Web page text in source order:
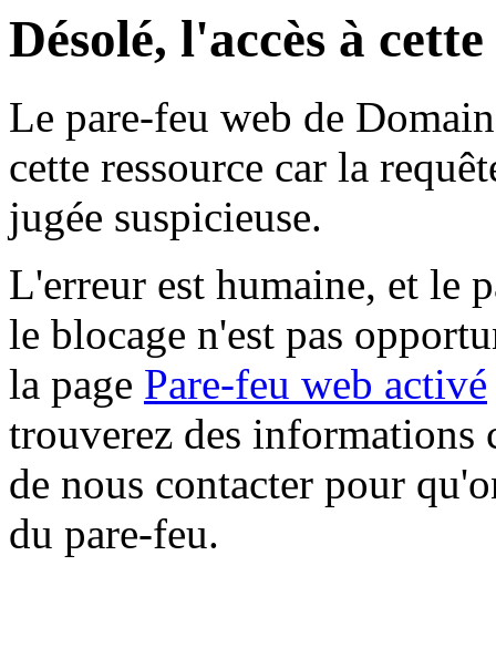
Désolé, l'accès à
Le pare-feu web de
cette ressource car la
jugée suspicieuse.
L'erreur est humaine, et le
le blocage n'est pas
la page Pare-feu web activé
trouverez des informations
de nous contacter pour
du pare-feu.